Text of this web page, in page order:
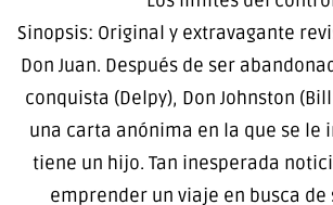
Sinopsis: Original y extravagante
Don Juan. Después de ser
conquista (Delpy), Don Johnston
una carta anónima en la que se le
tiene un hijo. Tan inesperada
emprender un viaje en busca de